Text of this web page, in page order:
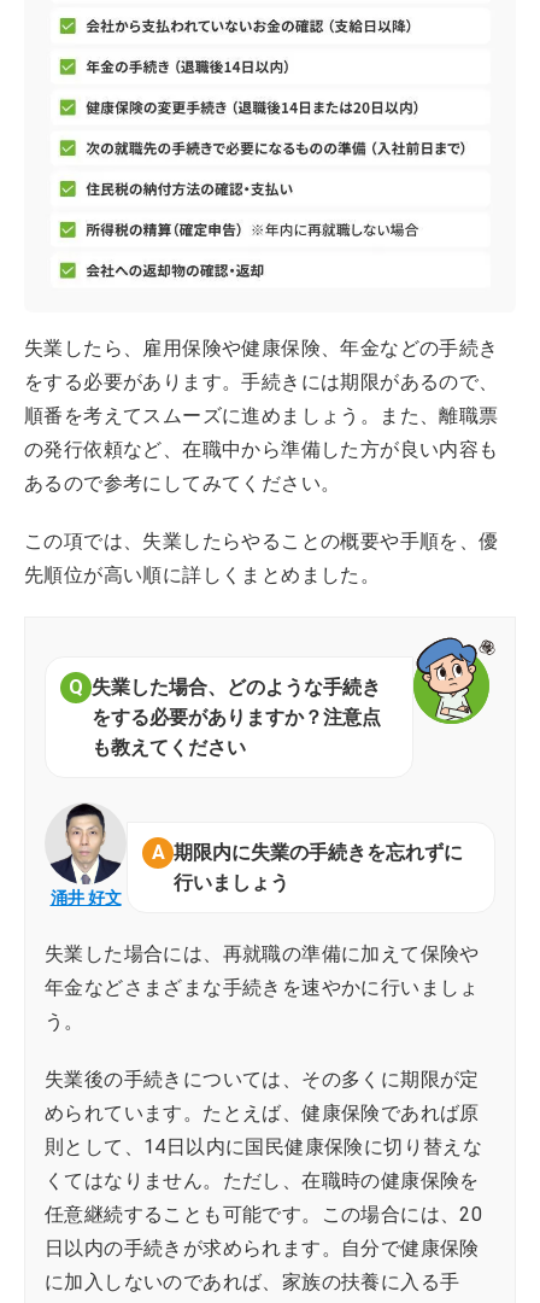
失業したら、雇用保険や健康保険、年金などの手続き
をする必要があります。手続きには期限があるので、
順番を考えてスムーズに進めましょう。また、離職票
の発行依頼など、在職中から準備した方が良い内容も
あるので参考にしてみてください。
この項では、失業したらやることの概要や手順を、優
先順位が高い順に詳しくまとめました。
失業した場合、どのような手続き
をする必要がありますか？注意点
も教えてください
涌井 好文
期限内に失業の手続きを忘れずに
行いましょう
失業した場合には、再就職の準備に加えて保険や
年金などさまざまな手続きを速やかに行いましょ
う。
失業後の手続きについては、その多くに期限が定
められています。たとえば、健康保険であれば原
則として、14日以内に国民健康保険に切り替えな
くてはなりません。ただし、在職時の健康保険を
任意継続することも可能です。この場合には、20
日以内の手続きが求められます。自分で健康保険
に加入しないのであれば、家族の扶養に入る手